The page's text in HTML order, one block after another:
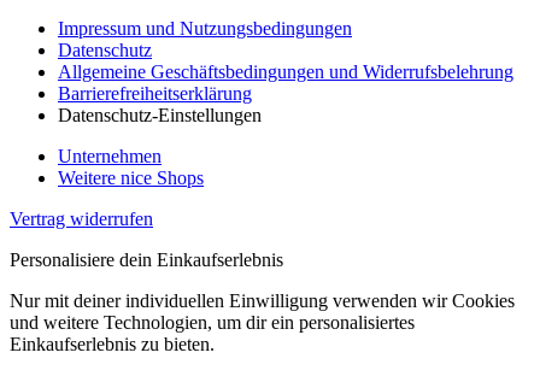
Impressum und Nutzungsbedingungen
Datenschutz
Allgemeine Geschäftsbedingungen und Widerrufsbelehrung
Barrierefreiheitserklärung
Datenschutz-Einstellungen
Unternehmen
Weitere nice Shops
Vertrag widerrufen
Personalisiere dein Einkaufserlebnis
Nur mit deiner individuellen Einwilligung verwenden wir Cookies
und weitere Technologien, um dir ein personalisiertes
Einkaufserlebnis zu bieten.